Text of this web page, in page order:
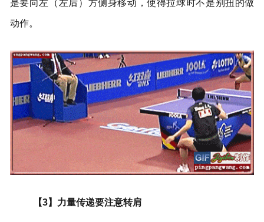
是要向左（左后）方侧身移动，使得拉球时不是别扭的做
动作。
【3】力量传递要注意转肩